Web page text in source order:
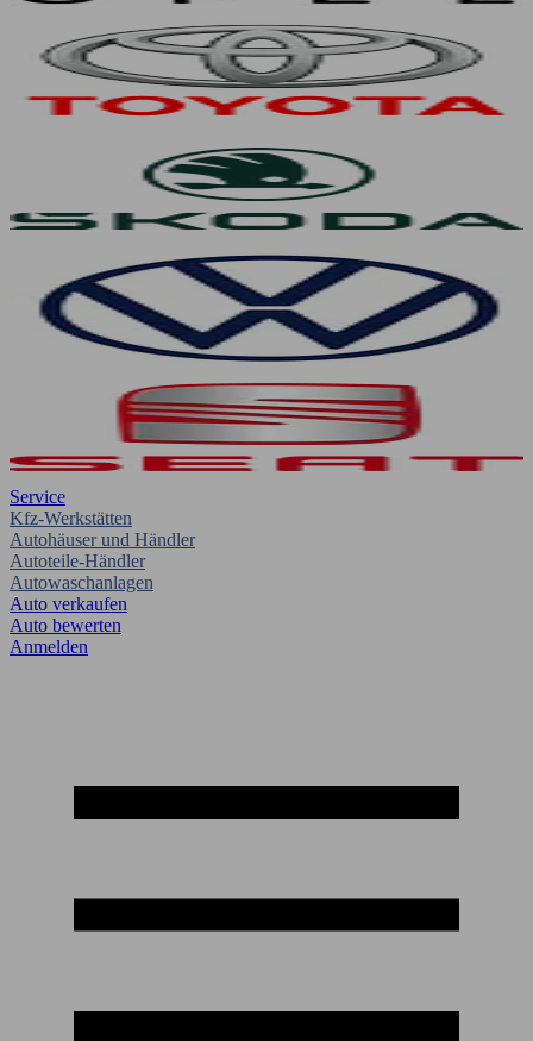
Service
Kfz-Werkstätten
Autohäuser und Händler
Autoteile-Händler
Autowaschanlagen
Auto verkaufen
Auto bewerten
Anmelden